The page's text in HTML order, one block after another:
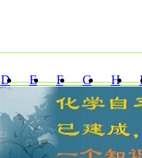
D E F G H